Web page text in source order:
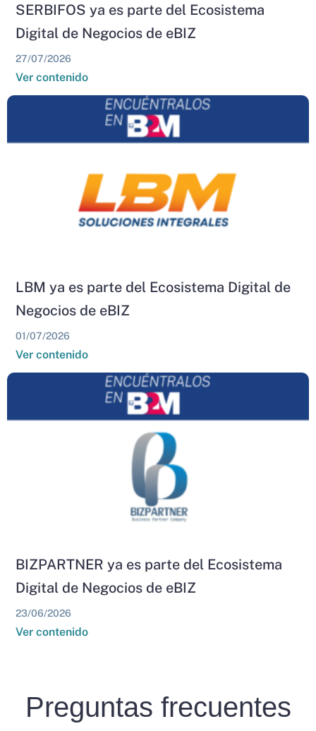
SERBIFOS ya es parte del Ecosistema
Digital de Negocios de eBIZ
27/07/2026
Ver contenido
LBM ya es parte del Ecosistema Digital de
Negocios de eBIZ
01/07/2026
Ver contenido
BIZPARTNER ya es parte del Ecosistema
Digital de Negocios de eBIZ
23/06/2026
Ver contenido
Preguntas frecuentes